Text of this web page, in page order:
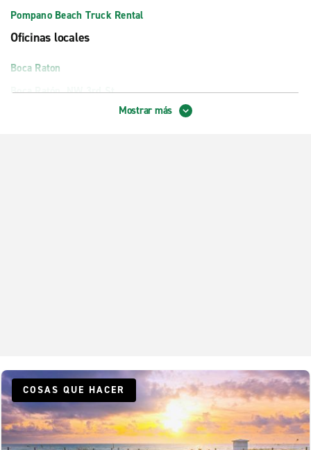
Pompano Beach Truck Rental
Oficinas locales
Boca Raton
Boca Ratón, NW 3rd St.
Boca Ratón, U.S. Hwy. con Hwy. 441
North Lauderdale
Pompano Beach S. Federal Hwy.
Pompano Beach, Copans con Powerline
Mostrar más
COSAS QUE HACER